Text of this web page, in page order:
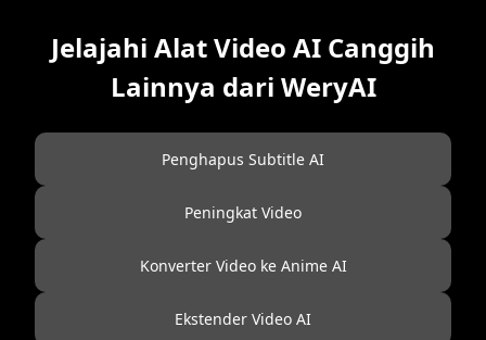
Jelajahi Alat Video AI Canggih
Lainnya dari WeryAI
Penghapus Subtitle AI
Peningkat Video
Konverter Video ke Anime AI
Ekstender Video AI